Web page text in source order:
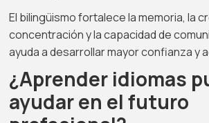
El bilingüismo fortalece la memoria, la
concentración y la capacidad de
ayuda a desarrollar mayor confianza y
¿Aprender idiomas
ayudar en el futuro